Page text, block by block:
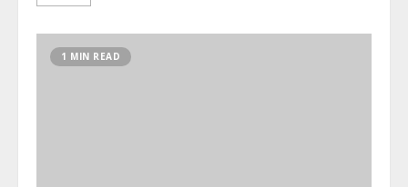
1 MIN READ